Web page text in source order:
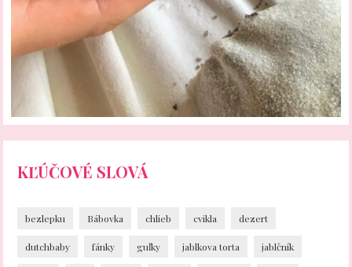
KĽÚČOVÉ SLOVÁ
bezlepku Bábovka chlieb cvikla dezert
dutchbaby fánky guľky jablkova torta jablčník